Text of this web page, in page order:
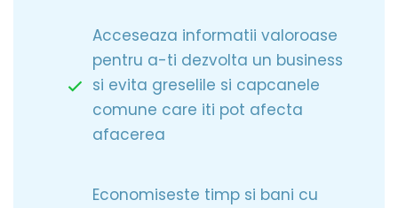
Acceseaza informatii valoroase
pentru a-ti dezvolta un business
si evita greselile si capcanele
comune care iti pot afecta
afacerea
Economiseste timp si bani cu